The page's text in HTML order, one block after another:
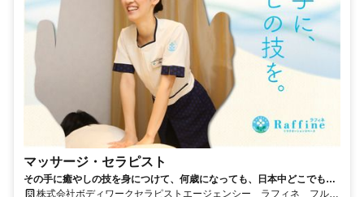
マッサージ・セラピスト
その手に癒やしの技を身につけて、何歳になっても、日本中どこでも働
けるセラピストの第一歩を踏み出しませんか。
株式会社ボディワークセラピストエージェンシー ラフィネ フルル